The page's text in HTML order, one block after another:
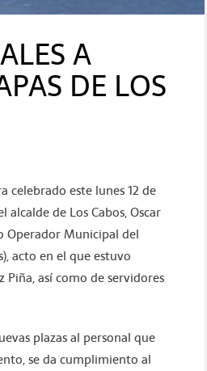
A
DE LOS
celebrado este lunes 12 de
de Los Cabos, Oscar
Operador Municipal del
acto en el que estuvo
así como de servidores
plazas al personal que
se da cumplimiento al